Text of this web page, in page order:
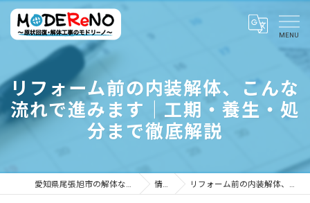
リフォーム前の内装解体、こんな
流れで進みます｜工期・養生・処
分まで徹底解説
愛知県尾張旭市の解体ならMODEReNO ～原状回復・解体工事のモドリーノ～ 情報ブログ リフォーム前の内装解体、こんな流れで進みます｜工期・養生・処分まで徹底解説